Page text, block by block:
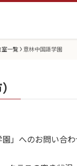
室一覧 意林中国語学園
」へのお問い合